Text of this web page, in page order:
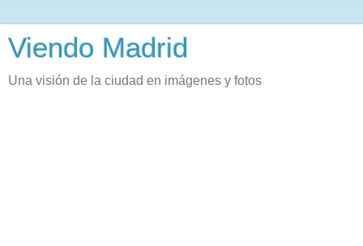
Viendo Madrid
Una visión de la ciudad en imágenes y fotos